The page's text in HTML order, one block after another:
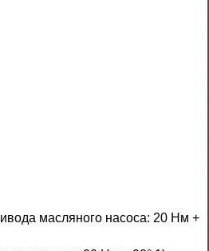
масляного насоса: 20 Нм +